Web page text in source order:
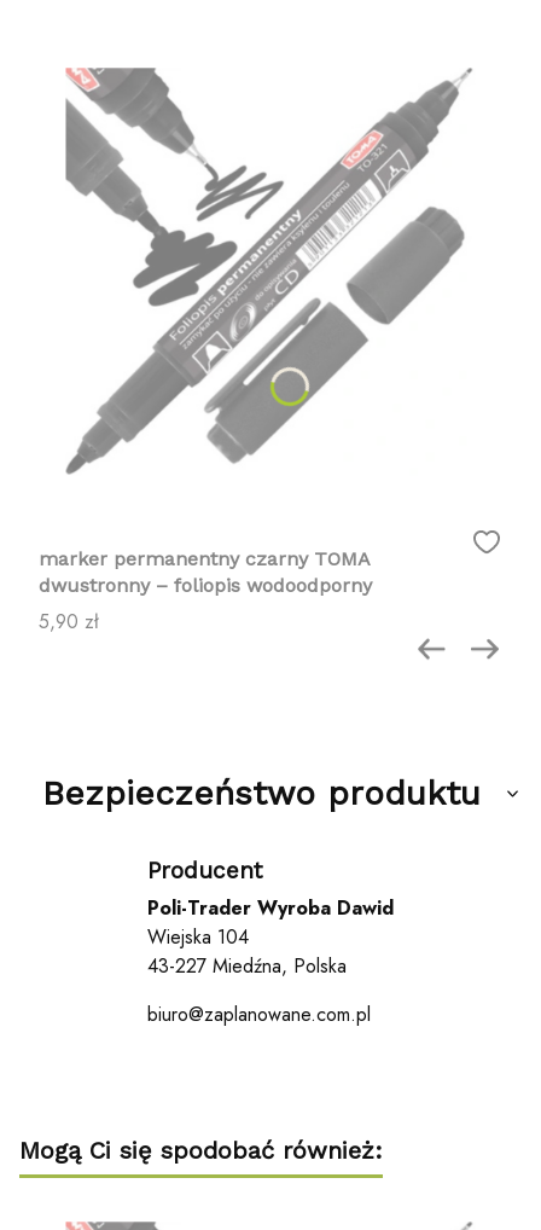
marker permanentny czarny TOMA
dwustronny – foliopis wodoodporny
Cena
5,90 zł
Bezpieczeństwo produktu
Producent
Poli-Trader Wyroba Dawid
Wiejska 104
43-227 Miedźna, Polska
biuro@zaplanowane.com.pl
Mogą Ci się spodobać również: